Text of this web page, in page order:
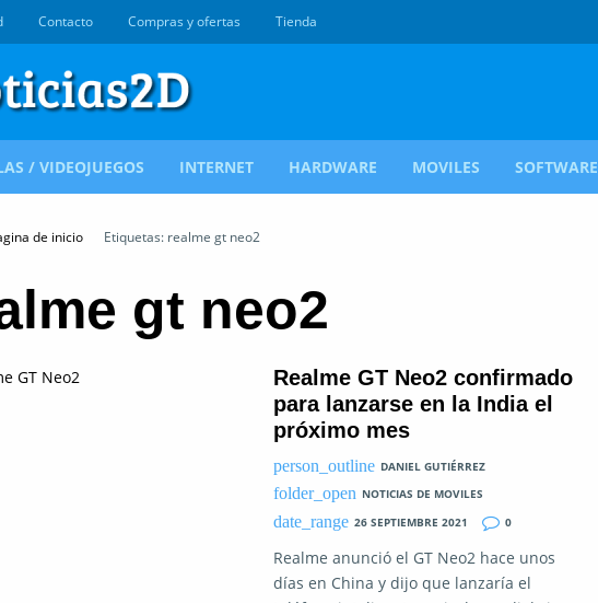
Contacto Compras y ofertas Tienda
/ VIDEOJUEGOS INTERNET HARDWARE MOVILES SOFTWARE
de inicio Etiquetas: realme gt neo2
gt neo2
Realme GT Neo2 confirmado
para lanzarse en la India el
próximo mes
DANIEL GUTIÉRREZ
NOTICIAS DE MOVILES
26 SEPTIEMBRE 2021
0
Realme anunció el GT Neo2 hace unos
días en China y dijo que lanzaría el